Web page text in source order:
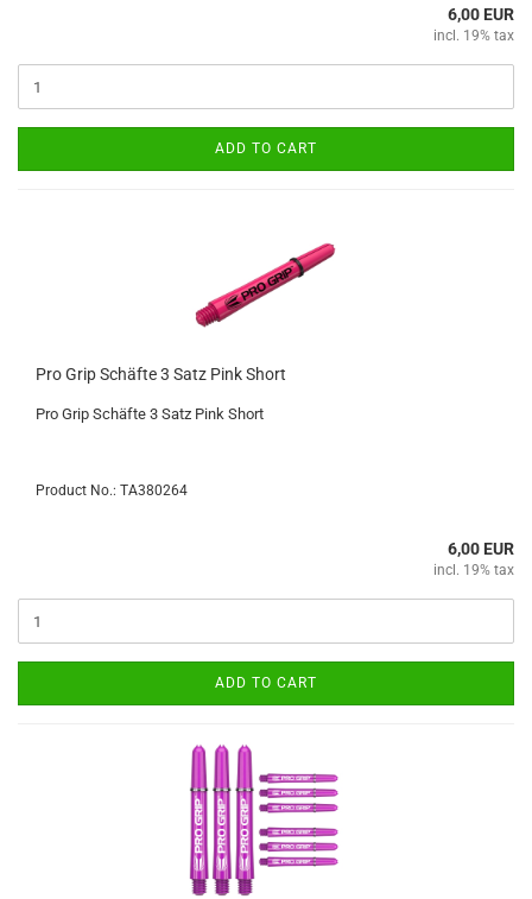
6,00 EUR
incl. 19% tax
ADD TO CART
Pro Grip Schäfte 3 Satz Pink Short
Pro Grip Schäfte 3 Satz Pink Short
Product No.: TA380264
6,00 EUR
incl. 19% tax
ADD TO CART